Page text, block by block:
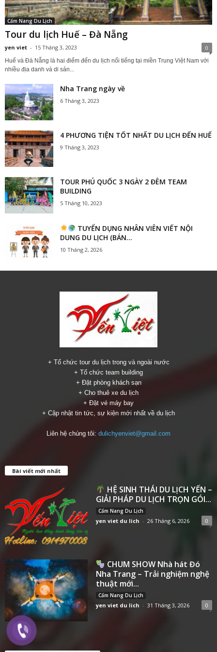
Cẩm Nang Du Lịch
Tour du lịch Huế – Đà Nẵng
yen viet - 15 Tháng 3, 2023 0
Huế và Đà Nẵng là hai điểm đến du lịch nổi tiếng tại miền Trung Việt Nam với
nhiều địa danh và di sản...
Nha Trang ngày về
6 Tháng 3, 2023
4 PHƯƠNG TIỆN TỐT NHẤT DU LỊCH ĐẾN HUẾ
9 Tháng 3, 2023
TOUR PHÚ QUỐC 3 NGÀY 2 ĐÊM TEAM
BUILDING
5 Tháng 10, 2023
TUYỂN DỤNG NHÂN VIÊN VIẾT NỘI
DUNG DU LỊCH (BÁN...
10 Tháng 2, 2026
+ Tổ chức tour du lịch trong và ngoài nước
+ Tổ chức team building
+ Đặt phòng khách sạn
+ Cho thuê xe du lịch
+ Đặt vé máy bay
+ Cập nhật tin tức, sự kiện mới nhất về du lịch
Liên hệ chúng tôi: dulichyenviet@gmail.com
Bài viết mới nhất
HỆ SINH THÁI DU LỊCH YẾN –
GIẢI PHÁP DU LỊCH TRỌN GÓI...
Cẩm Nang Du Lịch
yen viet du lich - 26 Tháng 6, 2026 0
CHUM SHOW Nhà hát Đó
Nha Trang – Trải nghiệm nghệ
thuật mới...
Cẩm Nang Du Lịch
yen viet du lich - 31 Tháng 3, 2026 0